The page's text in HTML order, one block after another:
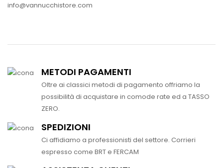
info@vannucchistore.com
METODI PAGAMENTI
Oltre ai classici metodi di pagamento offriamo la
possibilità di acquistare in comode rate ed a TASSO
ZERO.
SPEDIZIONI
Ci affidiamo a professionisti del settore. Corrieri
espresso come BRT e FERCAM